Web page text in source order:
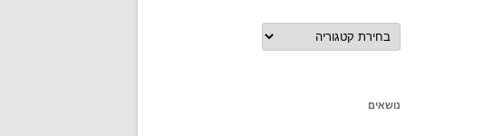
נושאים
נושאים